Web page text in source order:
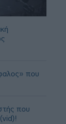
που
που